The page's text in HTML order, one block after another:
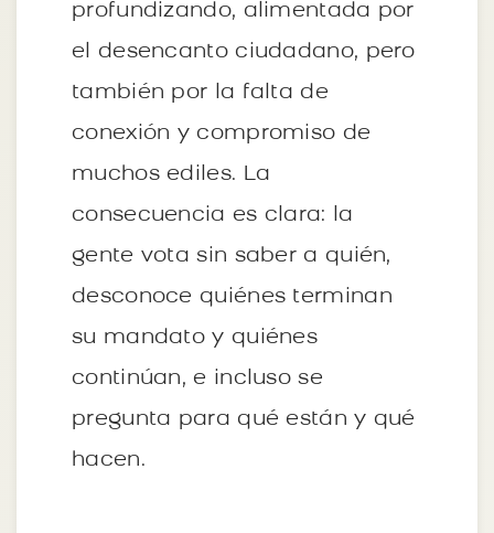
profundizando, alimentada por
el desencanto ciudadano, pero
también por la falta de
conexión y compromiso de
muchos ediles. La
consecuencia es clara: la
gente vota sin saber a quién,
desconoce quiénes terminan
su mandato y quiénes
continúan, e incluso se
pregunta para qué están y qué
hacen.